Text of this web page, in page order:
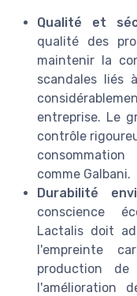
Qualité et
qualité des
maintenir la
scandales liés
entreprise. Le
contrôle
comme Galbani.
Durabilité
conscience
Lactalis doit
l'empreinte
production
l'amélioration